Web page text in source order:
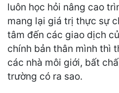
luôn học hỏi nâng cao
mang lại giá trị thực sự
tâm đến các giao dịch
chính bản thân mình thì
các nhà môi giới, bất
trường có ra sao.